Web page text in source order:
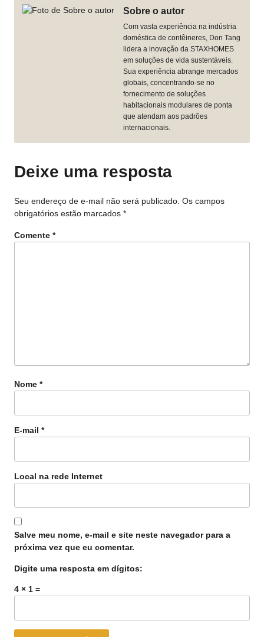
Sobre o autor
Com vasta experiência na indústria
doméstica de contêineres, Don Tang
lidera a inovação da STAXHOMES
em soluções de vida sustentáveis.
Sua experiência abrange mercados
globais, concentrando-se no
fornecimento de soluções
habitacionais modulares de ponta
que atendam aos padrões
internacionais.
Deixe uma resposta
Seu endereço de e-mail não será publicado. Os campos
obrigatórios estão marcados *
Comente *
Nome *
E-mail *
Local na rede Internet
Salve meu nome, e-mail e site neste navegador para a
próxima vez que eu comentar.
Digite uma resposta em dígitos:
4 × 1 =